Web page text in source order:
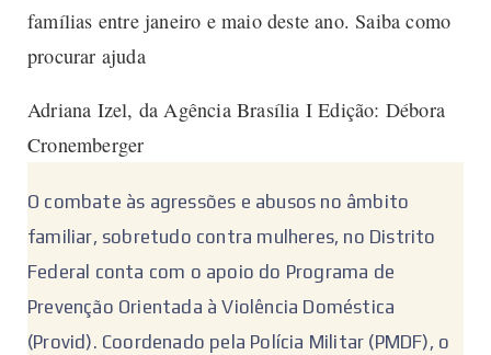
famílias entre janeiro e maio deste ano. Saiba como
procurar ajuda
Adriana Izel, da Agência Brasília I Edição: Débora
Cronemberger
O combate às agressões e abusos no âmbito
familiar, sobretudo contra mulheres, no Distrito
Federal conta com o apoio do Programa de
Prevenção Orientada à Violência Doméstica
(Provid). Coordenado pela Polícia Militar (PMDF), o